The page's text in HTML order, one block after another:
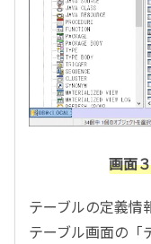
画面
テーブルの定義情
テーブル画面の「